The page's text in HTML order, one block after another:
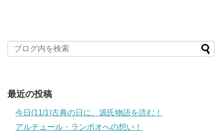
最近の投稿
今日(11/1)古典の日に、源氏物語を読む！
アルチュール・ランボオへの想い！